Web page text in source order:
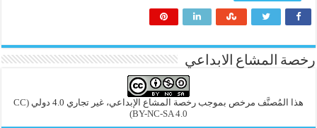
رخصة المشاع الابداعي
هذا المُصنَّف مرخص بموجب رخصة المشاع الإبداعي، غير تجاري 4.0 دولي
(CC
BY-NC-SA 4.0)